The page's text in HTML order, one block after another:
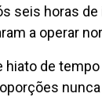
seis horas
a operar
hiato de